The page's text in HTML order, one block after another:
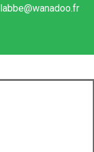
labbe@wanadoo.fr